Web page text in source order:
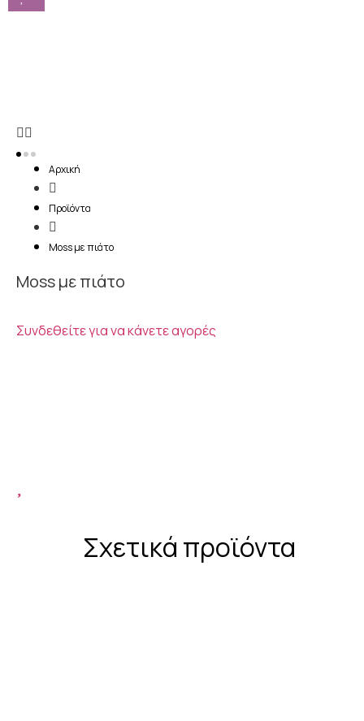
Αρχική
Προϊόντα
Moss με πιάτο
Moss με πιάτο
Συνδεθείτε για να κάνετε αγορές
Σχετικά προϊόντα